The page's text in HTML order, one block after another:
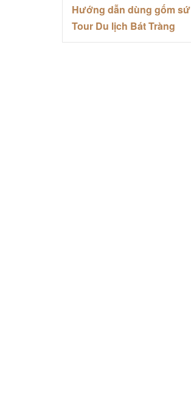
Hướng dẫn dùng gốm sứ
Tour Du lịch Bát Tràng